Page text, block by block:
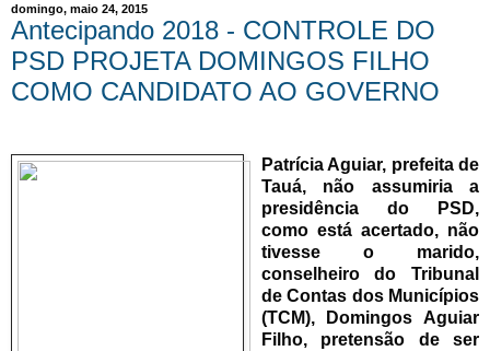
domingo, maio 24, 2015
Antecipando 2018 - CONTROLE DO
PSD PROJETA DOMINGOS FILHO
COMO CANDIDATO AO GOVERNO
Patrícia Aguiar, prefeita de
Tauá, não assumiria a
presidência do PSD,
como está acertado, não
tivesse o marido,
conselheiro do Tribunal
de Contas dos Municípios
(TCM), Domingos Aguiar
Filho, pretensão de ser